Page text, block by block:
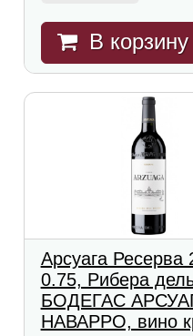
В корзину
Арсуага Ресерва
0.75, Рибера
БОДЕГАС
НАВАРРО, вино